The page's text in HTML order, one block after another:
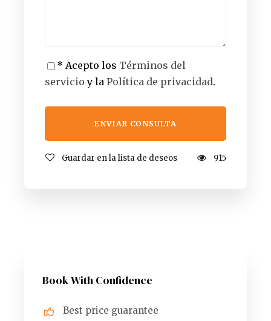
* Acepto los Términos del
servicio y la Política de privacidad.
Guardar en la lista de deseos 915
Book With Confidence
Best price guarantee